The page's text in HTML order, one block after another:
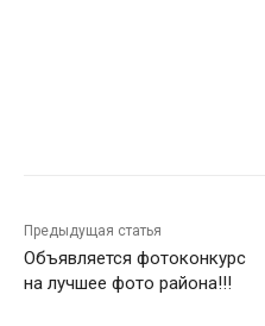
Предыдущая статья
Объявляется фотоконкурс
на лучшее фото района!!!